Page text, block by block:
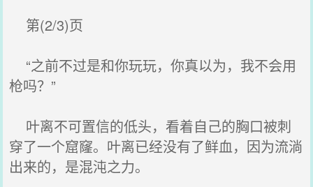
第(2/3)页
“之前不过是和你玩玩，你真以为，我不会用
枪吗？”
叶离不可置信的低头，看着自己的胸口被刺
穿了一个窟窿。叶离已经没有了鲜血，因为流淌
出来的，是混沌之力。